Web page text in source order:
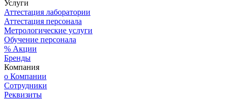
Услуги
Аттестация лаборатории
Аттестация персонала
Метрологические услуги
Обучение персонала
% Акции
Бренды
Компания
о Компании
Сотрудники
Реквизиты